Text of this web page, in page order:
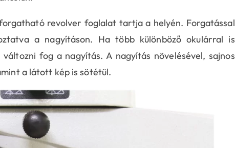
revolver foglalat tartja a helyén. Forgatással
a nagyításon. Ha több különböző okulárral is
fog a nagyítás. A nagyítás növelésével, sajnos
a látott kép is sötétül.